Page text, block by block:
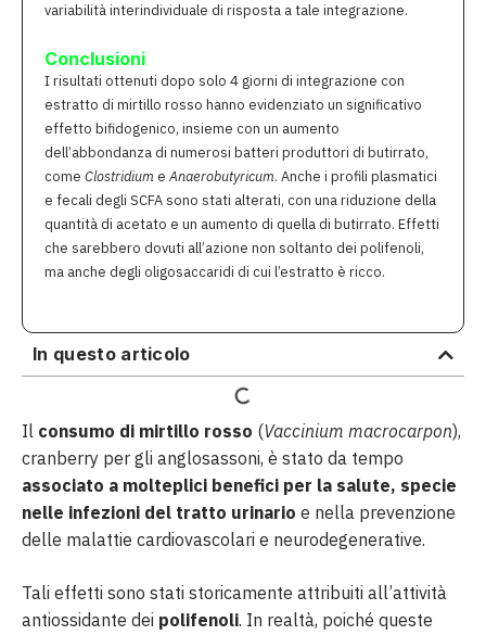
variabilità interindividuale di risposta a tale integrazione.
Conclusioni
I risultati ottenuti dopo solo 4 giorni di integrazione con
estratto di mirtillo rosso hanno evidenziato un significativo
effetto bifidogenico, insieme con un aumento
dell’abbondanza di numerosi batteri produttori di butirrato,
come Clostridium eAnaerobutyricum. Anche i profili plasmatici
e fecali degli SCFA sono stati alterati, con una riduzione della
quantità di acetato e un aumento di quella di butirrato. Effetti
che sarebbero dovuti all’azione non soltanto dei polifenoli,
ma anche degli oligosaccaridi di cui l’estratto è ricco.
In questo articolo
Il consumo di mirtillo rosso (Vaccinium macrocarpon),
cranberry per gli anglosassoni, è stato da tempo
associato a molteplici benefici per la salute, specie
nelle infezioni del tratto urinario e nella prevenzione
delle malattie cardiovascolari e neurodegenerative.
Tali effetti sono stati storicamente attribuiti all’attività
antiossidante dei polifenoli. In realtà, poiché queste